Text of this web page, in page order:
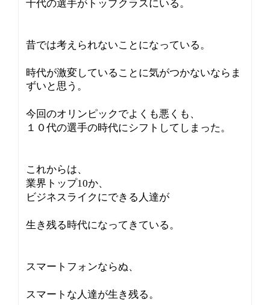
十代の選手がトップクラスにいる。
昔では考えられないことになっている。
時代が激変していることに気がつかないならま
ずいと思う。
今回のオリンピックでよくも悪くも、
１０代の選手の時代にシフトしてしまった。
これからは、
業界トップ10か、
ビジネスライクにできる人達が
生き残る時代になってきている。
スマートフォンならぬ、
スマートな人達が生き残る。